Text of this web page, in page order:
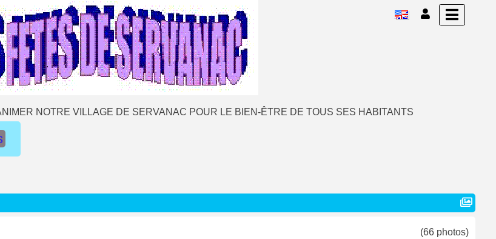
NOTRE VILLAGE DE SERVANAC POUR LE BIEN-ÊTRE DE TOUS SES HABITANTS
(66 photos)